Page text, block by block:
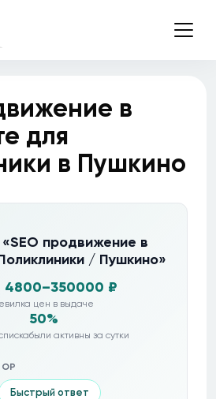
в
для
в Пушкино
продвижение в
/ Пушкино»
4800–350000 ₽
вилка цен в выдаче
50%
были активны за сутки
Быстрый ответ